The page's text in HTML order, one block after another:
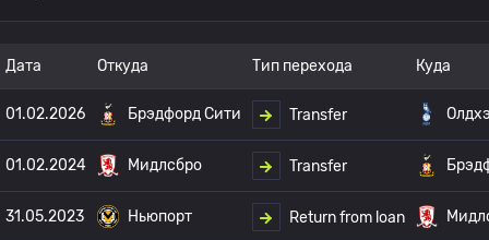
Дата Откуда Тип перехода Куда
01.02.2026 Брэдфорд Сити Transfer
01.02.2024 Мидлсбро Transfer
31.05.2023 Ньюпорт Return from loan